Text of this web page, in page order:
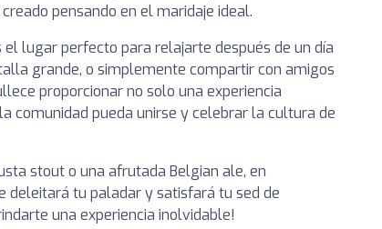
pensando en el maridaje ideal.
lugar perfecto para relajarte después de un día
grande, o simplemente compartir con amigos
proporcionar no solo una experiencia
comunidad pueda unirse y celebrar la cultura de
stout o una afrutada Belgian ale, en
deleitará tu paladar y satisfará tu sed de
una experiencia inolvidable!